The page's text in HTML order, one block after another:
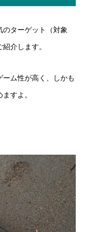
ターゲット（対象
介します。
ム性が高く、しかも
すよ。